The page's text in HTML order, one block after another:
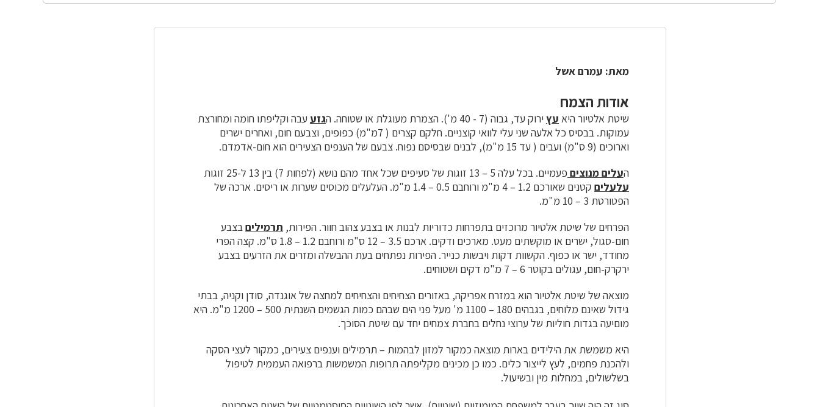
מאת: עמרם אשל
אודות הצמח
שיטת אלטיור היא עץ ירוק עד, גבוה (7 - 40 מ'). הצמרת מעוגלת או שטוחה. ה גזע עבה וקליפתו חומה ומחורצת
עמוקות. בבסיס כל אלעה שני עלי לוואי קוצניים. חלקם קצרים ( 7מ"מ) כפופים, וצבעם חום, ואחרים ישרים
וארוכים (9 ס"מ) ועבים ( עד 15 מ"מ), לבנים שבסיסם נפוח. צבעם של הענפים הצעירים הוא חום-אדמדם.
העלים מנוצים פעמיים. בכל עלה 5 – 13 זוגות של סעיפים שכל אחד מהם נושא (לפחות 7) בין 13 ל-25 זוגות
עלעלים קטנים שאורכם 1.2 – 4 מ"מ ורוחבם 0.5 – 1.4 מ"מ. ה עלעלים מכוסים שערות או ריסים. ארכה של
הפטורטת 3 – 10 מ"מ.
הפרחים של שיטת אלטיור מרוכזים בתפרחות כדוריות לבנות או בצבע צהוב חוור. הפירות, תרמיליםבצבע
חום-סגול, ישרים או מוקשתים מעט. מארכים ודקים. ארכם 3.5 – 12 ס"מ ורוחבם 1.2 – 1.8 ס"מ. קצה הפרי
מחודד, ישר או כפוף. הקשוות דקות ויבשות כנייר. הפירות נפתחים בעת ההבשלה ומזרים את הזרעים בצבע
ירקרק-חום, עגולים בקוטר 6 – 7 מ"מ דקים ושטוחים.
מוצאה של שיטת אלטיור הוא במזרח אפריקה, באזורים הצחיחים והצחיחים למחצה של אוגנדה, סודן וקניה, בבתי
גידול שאינם מלוחים, בגבהים 180 – 1100 מ' מעל פני הים שבהם כמות הגשמים השנתית 500 – 1200 מ"מ. היא
מוםיעה בגדות חוליות של ערוצי נחלים בחברת צמחים יחד עם שיטת הסוכך.
היא משמשת את הילידים בארות מוצאה כמקור למזון לבהמות – תרמילים וענפים צעירים, כמקור לעצי הסקה
ולהכנת פחמים, לעץ לייצור כלים. כמו כן מכינים מקליפתה תרופות המשמשות ברפואה העממית לטיפול
בשלשולים, במחלות מין ובשיעול.